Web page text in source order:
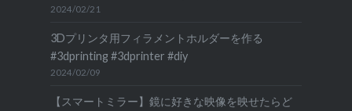
2024/02/21
3Dプリンタ用フィラメントホルダーを作る
#3dprinting #3dprinter #diy
2024/02/09
【スマートミラー】鏡に好きな映像を映せたらど